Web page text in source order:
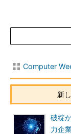
Computer
新
破綻
力企